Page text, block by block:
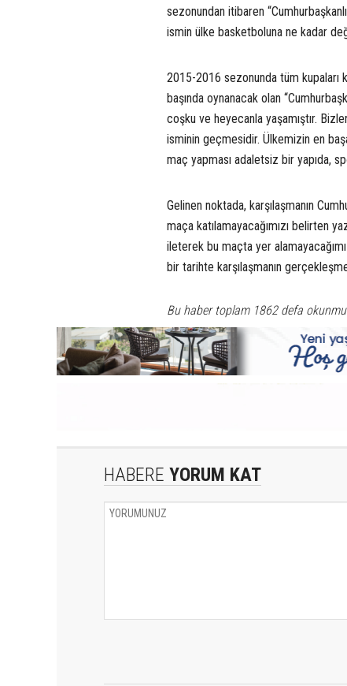
sezonundan itibaren
ismin ülke basketboluna ne kadar
2015-2016 sezonunda tüm kupaları
başında oynanacak olan
coşku ve heyecanla yaşamıştır.
isminin geçmesidir. Ülkemizin en
maç yapması adaletsiz bir yapıda,
Gelinen noktada, karşılaşmanın
maça katılamayacağımızı belirten
ileterek bu maçta yer
bir tarihte karşılaşmanın
Bu haber toplam 1862 defa
HABERE YORUM KAT